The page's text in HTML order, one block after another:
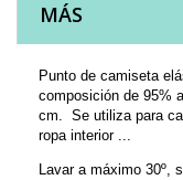
MÁS
Punto de camiseta
composición de 95%
cm. Se utiliza para
ropa interior ...
Lavar a máximo 30º,